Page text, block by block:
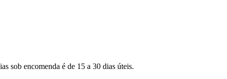
sob encomenda é de 15 a 30 dias úteis.